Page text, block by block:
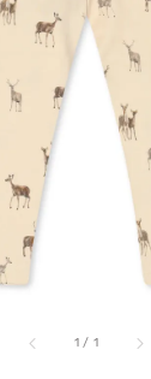
1 / 1